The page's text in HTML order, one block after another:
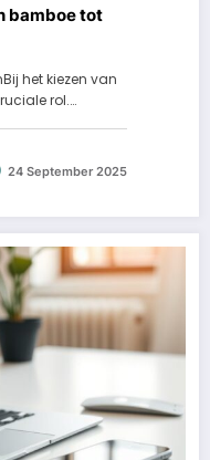
bamboe tot
het kiezen van
rol.…
24 September 2025